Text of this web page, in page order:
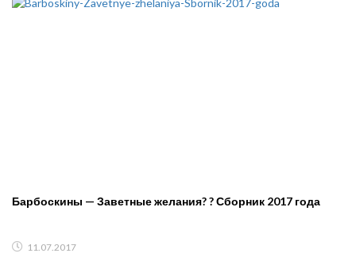
Барбоскины — Заветные желания? ? Сборник 2017 года
11.07.2017